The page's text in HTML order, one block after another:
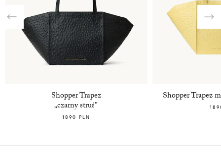
Shopper Trapez
„czarny struś”
1890 PLN
Shopper Trapez
Previous